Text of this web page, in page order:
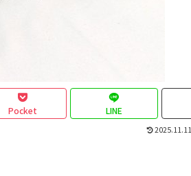
Pocket LINE
2025.11.11